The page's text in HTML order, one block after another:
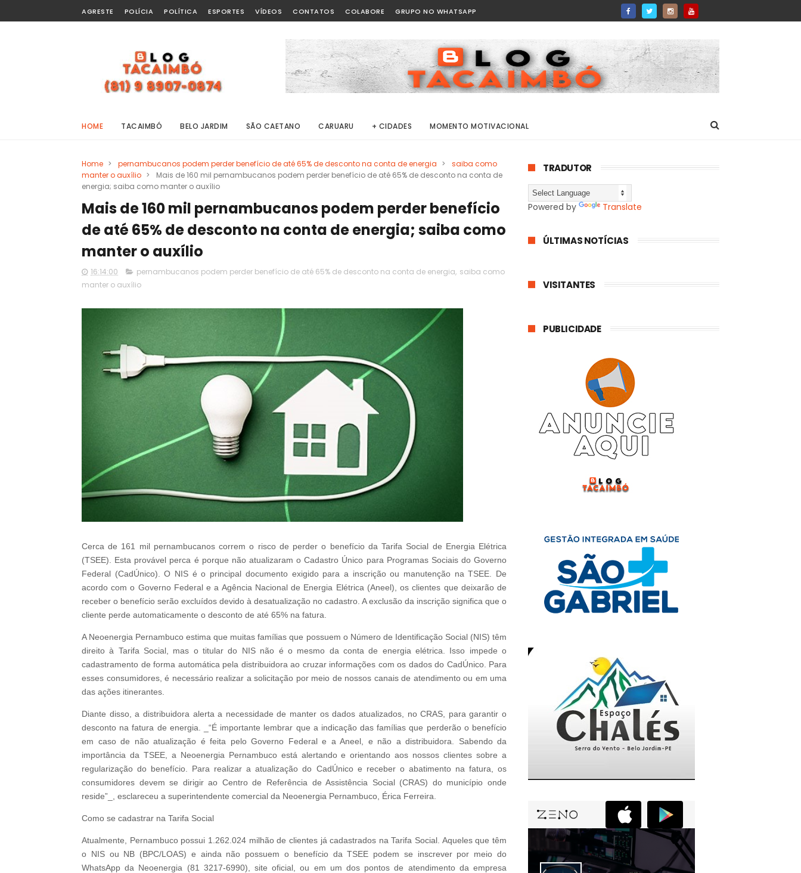
AGRESTE POLÍCIA POLÍTICA ESPORTES VÍDEOS CONTATOS COLABORE GRUPO NO WHATSAPP
HOME TACAIMBÓ BELO JARDIM SÃO CAETANO CARUARU + CIDADES MOMENTO MOTIVACIONAL
Home > pernambucanos podem perder benefício de até 65% de desconto na conta de energia >
saiba como
manter o auxílio >
Mais de 160 mil pernambucanos podem perder benefício de até 65% de desconto na conta de
energia; saiba como manter o auxílio
Mais de 160 mil pernambucanos podem perder benefício
de até 65% de desconto na conta de energia; saiba como
manter o auxílio
16:14:00 pernambucanos podem perder benefício de até 65% de desconto na conta de energia, saiba como
manter o auxílio
Cerca de 161 mil pernambucanos correm o risco de perder o benefício da Tarifa Social de Energia Elétrica
(TSEE). Esta provável perca é porque não atualizaram o Cadastro Único para Programas Sociais do Governo
Federal (CadÚnico). O NIS é o principal documento exigido para a inscrição ou manutenção na TSEE. De
acordo com o Governo Federal e a Agência Nacional de Energia Elétrica (Aneel), os clientes que deixarão de
receber o benefício serão excluídos devido à desatualização no cadastro. A exclusão da inscrição significa que o
cliente perde automaticamente o desconto de até 65% na fatura.
A Neoenergia Pernambuco estima que muitas famílias que possuem o Número de Identificação Social (NIS) têm
direito à Tarifa Social, mas o titular do NIS não é o mesmo da conta de energia elétrica. Isso impede o
cadastramento de forma automática pela distribuidora ao cruzar informações com os dados do CadÚnico. Para
esses consumidores, é necessário realizar a solicitação por meio de nossos canais de atendimento ou em uma
das ações itinerantes.
Diante disso, a distribuidora alerta a necessidade de manter os dados atualizados, no CRAS, para garantir o
desconto na fatura de energia. _“É importante lembrar que a indicação das famílias que perderão o benefício
em caso de não atualização é feita pelo Governo Federal e a Aneel, e não a distribuidora. Sabendo da
importância da TSEE, a Neoenergia Pernambuco está alertando e orientando aos nossos clientes sobre a
regularização do benefício. Para realizar a atualização do CadÚnico e receber o abatimento na fatura, os
consumidores devem se dirigir ao Centro de Referência de Assistência Social (CRAS) do município onde
reside”_, esclareceu a superintendente comercial da Neoenergia Pernambuco, Érica Ferreira.
Como se cadastrar na Tarifa Social
Atualmente, Pernambuco possui 1.262.024 milhão de clientes já cadastrados na Tarifa Social. Aqueles que têm
o NIS ou NB (BPC/LOAS) e ainda não possuem o benefício da TSEE podem se inscrever por meio do
WhatsApp da Neoenergia (81 3217-6990), site oficial, ou em um dos pontos de atendimento da empresa
TRADUTOR
Powered by Translate
ÚLTIMAS NOTÍCIAS
VISITANTES
PUBLICIDADE